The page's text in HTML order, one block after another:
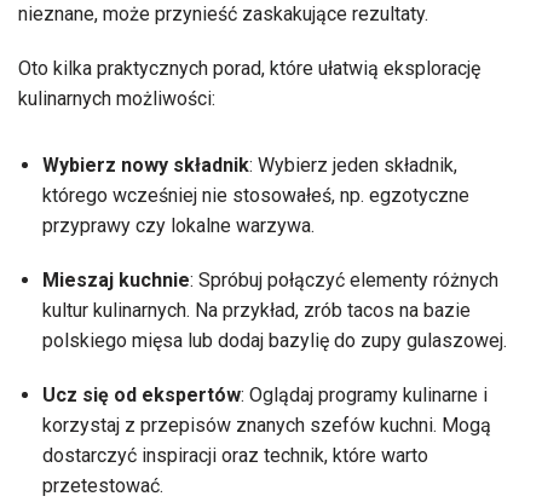
nieznane, może przynieść zaskakujące rezultaty.
Oto kilka praktycznych porad, które ułatwią eksplorację
kulinarnych możliwości:
Wybierz nowy składnik: Wybierz jeden składnik,
którego wcześniej nie stosowałeś, np. egzotyczne
przyprawy czy lokalne warzywa.
Mieszaj kuchnie: Spróbuj połączyć elementy różnych
kultur kulinarnych. Na przykład, zrób tacos na bazie
polskiego mięsa lub dodaj bazylię do zupy gulaszowej.
Ucz się od ekspertów: Oglądaj programy kulinarne i
korzystaj z przepisów znanych szefów kuchni. Mogą
dostarczyć inspiracji oraz technik, które warto
przetestować.